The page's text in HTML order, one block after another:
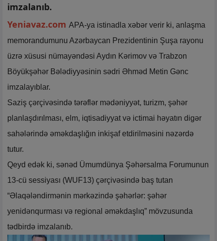
imzalanıb.
Yeniavaz.com APA-ya istinadla xəbər verir ki, anlaşma
memorandumunu Azərbaycan Prezidentinin Şuşa rayonu
üzrə xüsusi nümayəndəsi Aydın Kərimov və Trabzon
Böyükşəhər Bələdiyyəsinin sədri Əhməd Metin Gənc
imzalayıblar.
Saziş çərçivəsində tərəflər mədəniyyət, turizm, şəhər
planlaşdırılması, elm, iqtisadiyyat və ictimai həyatın digər
sahələrində əməkdaşlığın inkişaf etdirilməsini nəzərdə
tutur.
Qeyd edək ki, sənəd Ümumdünya Şəhərsalma Forumunun
13-cü sessiyası (WUF13) çərçivəsində baş tutan
“Əlaqələndirmənin mərkəzində şəhərlər: şəhər
yenidənqurması və regional əməkdaşlıq” mövzusunda
tədbirdə imzalanıb.